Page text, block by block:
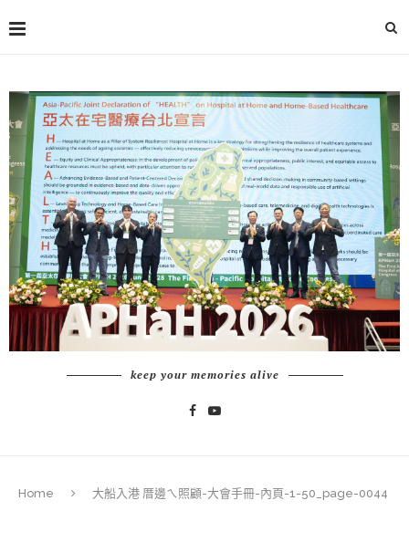
keep your memories alive
Home 大船入港 厝邊ㄟ照顧-大會手冊-內頁-1-50_page-0044